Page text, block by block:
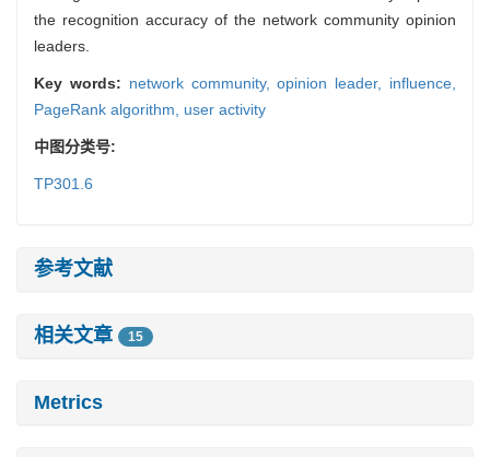
the recognition accuracy of the network community opinion
leaders.
Key words: network community,opinion leader, influence,
PageRank algorithm, user activity
中图分类号:
TP301.6
参考文献
相关文章 15
Metrics